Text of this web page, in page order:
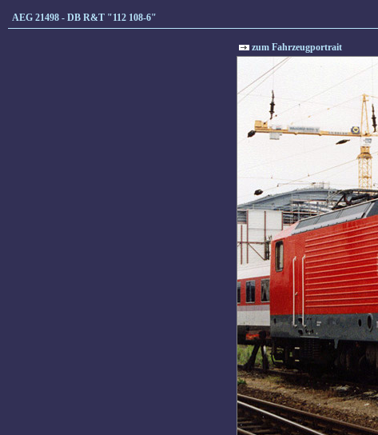
AEG 21498 - DB R&T "112 108-6"
zum Fahrzeugportrait